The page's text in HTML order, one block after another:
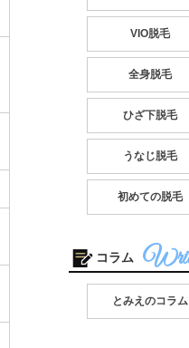
VIO脱毛
全身脱毛
ひざ下脱毛
うなじ脱毛
初めての脱毛
コラム
とみえのコラム